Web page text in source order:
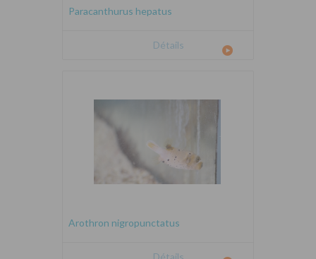
Paracanthurus hepatus
Détails
Arothron nigropunctatus
Détails